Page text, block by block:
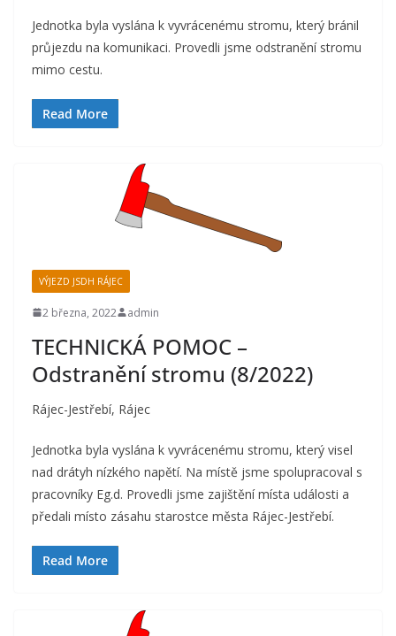
Jednotka byla vyslána k vyvrácenému stromu, který bránil
průjezdu na komunikaci. Provedli jsme odstranění stromu
mimo cestu.
Read More
VÝJEZD JSDH RÁJEC
2 března, 2022 admin
TECHNICKÁ POMOC –
Odstranění stromu (8/2022)
Rájec-Jestřebí, Rájec
Jednotka byla vyslána k vyvrácenému stromu, který visel
nad drátyh nízkého napětí. Na místě jsme spolupracoval s
pracovníky Eg.d. Provedli jsme zajištění místa události a
předali místo zásahu starostce města Rájec-Jestřebí.
Read More